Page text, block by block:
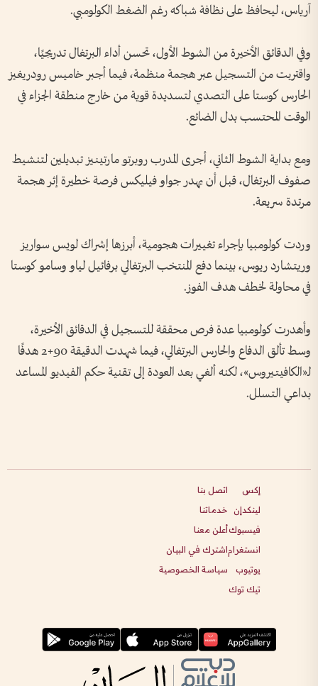
آرياس، ليحافظ على نظافة شباكه رغم الضغط الكولومبي.
وفي الدقائق الأخيرة من الشوط الأول، تحسن أداء البرتغال تدريجيًا،
واقتربت من التسجيل عبر هجمة منظمة، فيما أجبر خاميس رودريغيز
الحارس كوستا على التصدي لتسديدة قوية من خارج منطقة الجزاء في
الوقت المحتسب بدل الضائع.
ومع بداية الشوط الثاني، أجرى المدرب روبرتو مارتينيز تبديلين لتنشيط
صفوف البرتغال، قبل أن يهدر جواو فيليكس فرصة خطيرة إثر هجمة
مرتدة سريعة.
وردت كولومبيا بإجراء تغييرات هجومية، أبرزها إشراك لويس سواريز
وريتشارد ريوس، بينما دفع المنتخب البرتغالي برفائيل لياو وسامو كوستا
في محاولة لخطف هدف الفوز.
وأهدرت كولومبيا عدة فرص محققة للتسجيل في الدقائق الأخيرة،
وسط تألق الدفاع والحارس البرتغالي، فيما شهدت الدقيقة 90+2 هدفًا
لـ«الكافيتيروس»، لكنه ألغي بعد العودة إلى تقنية حكم الفيديو المساعد
بداعي التسلل.
إكس
لينكدإن
فيسبوك
انستغرام
يوتيوب
تيك توك
اتصل بنا
خدماتنا
أعلن معنا
اشترك في البيان
سياسة الخصوصية